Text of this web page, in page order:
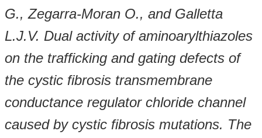
G., Zegarra-Moran O., and Galletta
L.J.V. Dual activity of aminoarylthiazoles
on the trafficking and gating defects of
the cystic fibrosis transmembrane
conductance regulator chloride channel
caused by cystic fibrosis mutations. The